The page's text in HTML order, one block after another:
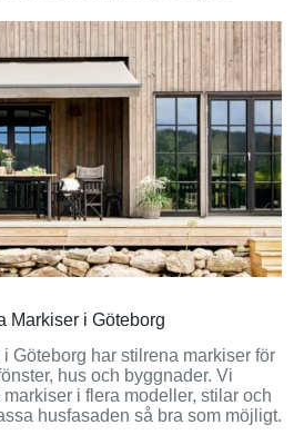
Markiser i Göteborg
Göteborg har stilrena markiser för
hus och byggnader. Vi
i flera modeller, stilar och
husfasaden så bra som möjligt.